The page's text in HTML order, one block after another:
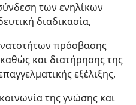
των ενηλίκων
διαδικασία,
πρόσβασης
και διατήρησης της
εξέλιξης,
της γνώσης και